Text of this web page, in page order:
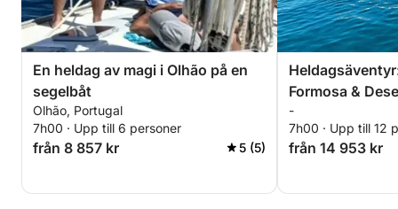
En heldag av magi i Olhão på en
segelbåt
Olhão, Portugal
7h00 · Upp till 6 personer
från 8 857 kr 5 (5)
Formosa &
-
7h00 · Upp till 12
från 14 953 kr